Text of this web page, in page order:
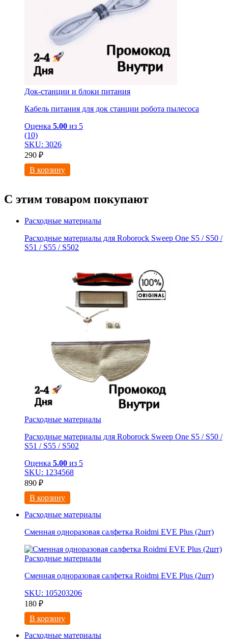
Док-станции и блоки питания
Кабель питания для док станции робота пылесоса
Оценка 5.00 из 5
(10)
SKU: 3026
290 ₽
В корзину
С этим товаром покупают
Расходные материалы
Расходные материалы для Roborock Sweep One S5 / S50 /
S51 / S55 / S502
Расходные материалы
Расходные материалы для Roborock Sweep One S5 / S50 /
S51 / S55 / S502
Оценка 5.00 из 5
SKU: 1234568
890 ₽
В корзину
Расходные материалы
Сменная одноразовая салфетка Roidmi EVE Plus (2шт)
Расходные материалы
Сменная одноразовая салфетка Roidmi EVE Plus (2шт)
SKU: 105203206
180 ₽
В корзину
Расходные материалы